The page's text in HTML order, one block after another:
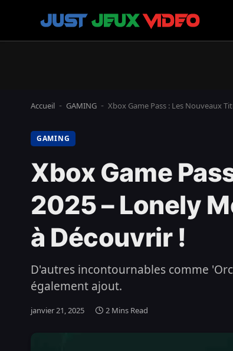
Accueil - GAMING - Xbox Game Pass : Les Nouveaux
GAMING
Xbox Game
2025 – Lonely
à Découvrir !
D'autres incontournables comme
également ajout.
janvier 21, 2025 2 Mins Read